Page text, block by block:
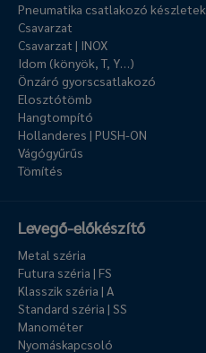
Pneumatika csatlakozó készletek
Csavarzat
Csavarzat | INOX
Idom (könyök, T, Y…)
Önzáró gyorscsatlakozó
Elosztótömb
Hangtompító
Hollanderes | PUSH-ON
Vágógyűrűs
Tömítés
Levegő-előkészítő
Metal széria
Futura széria | FS
Klasszik széria | A
Standard széria | SS
Manométer
Nyomáskapcsoló